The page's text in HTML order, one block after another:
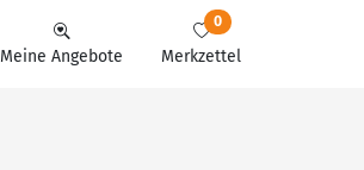
Meine Angebote Merkzettel
0